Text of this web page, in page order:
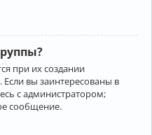
при их создании
вы заинтересованы в
с администратором;
сообщение.